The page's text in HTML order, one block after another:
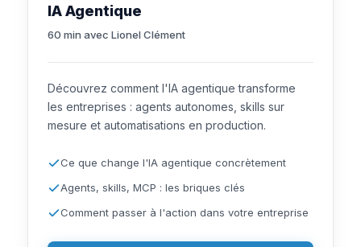
IA Agentique
60 min avec Lionel Clément
Découvrez comment l'IA agentique transforme
les entreprises : agents autonomes, skills sur
mesure et automatisations en production.
Ce que change l'IA agentique concrètement
Agents, skills, MCP : les briques clés
Comment passer à l'action dans votre entreprise